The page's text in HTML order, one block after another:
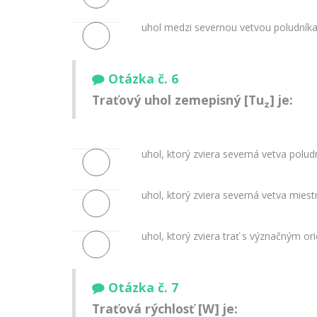
uhol medzi severnou vetvou
Otázka č. 6
Traťový uhol zemepisný [Tuz] je:
uhol, ktorý zviera severná vetva
uhol, ktorý zviera severná vetva
uhol, ktorý zviera trať s význačným
Otázka č. 7
Traťová rýchlosť [W] je: